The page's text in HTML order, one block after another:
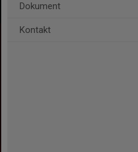
Dokument
Kontakt